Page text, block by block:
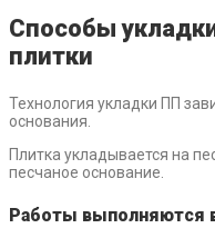
Способы
плитки
Технология укладки ПП
основания.
Плитка укладывается на
песчаное основание.
Работы